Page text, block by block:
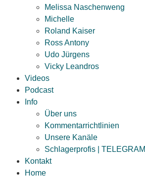
Melissa Naschenweng
Michelle
Roland Kaiser
Ross Antony
Udo Jürgens
Vicky Leandros
Videos
Podcast
Info
Über uns
Kommentarrichtlinien
Unsere Kanäle
Schlagerprofis | TELEGRAM
Kontakt
Home